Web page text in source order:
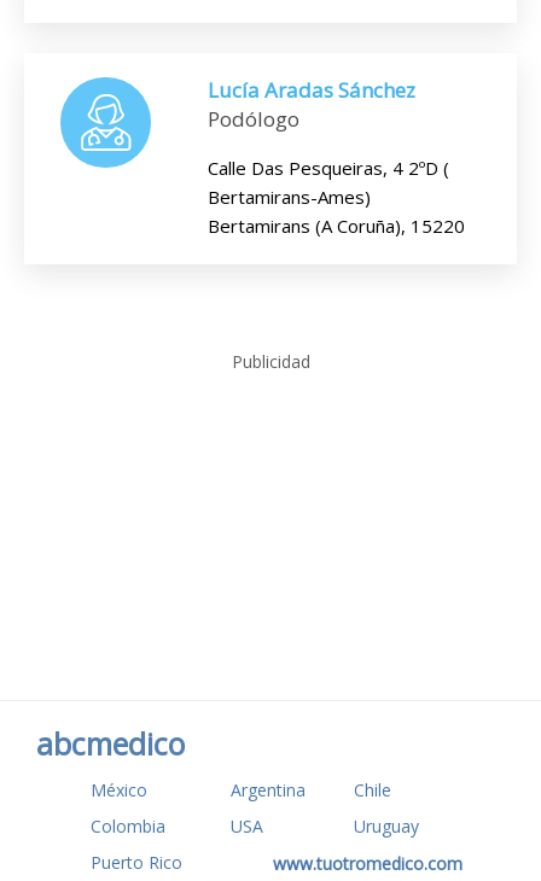
Lucía Aradas Sánchez
Podólogo
Calle Das Pesqueiras, 4 2ºD (
Bertamirans-Ames)
Bertamirans (A Coruña), 15220
Publicidad
abcmedico
México Argentina
Chile
Colombia
USA
Uruguay
Puerto Rico
www.tuotromedico.com